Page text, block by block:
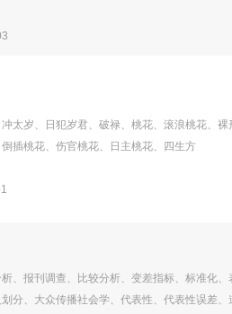
太岁、日犯岁君、破禄、桃花、滚浪桃花、
插桃花、伤官桃花、日主桃花、四生方
、报刊调查、比较分析、变差指标、标准化
分、大众传播社会学、代表性、代表性误差